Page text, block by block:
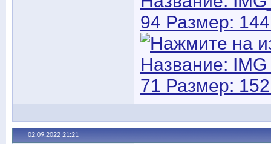
02.09.2022 21:21